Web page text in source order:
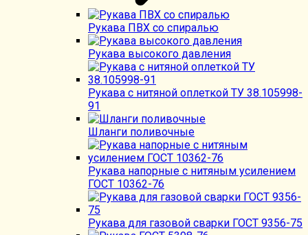
Рукава ПВХ со спиралью
Рукава высокого давления
Рукава с нитяной оплеткой ТУ 38.105998-
91
Шланги поливочные
Рукава напорные с нитяным усилением
ГОСТ 10362-76
Рукава для газовой сварки ГОСТ 9356-75